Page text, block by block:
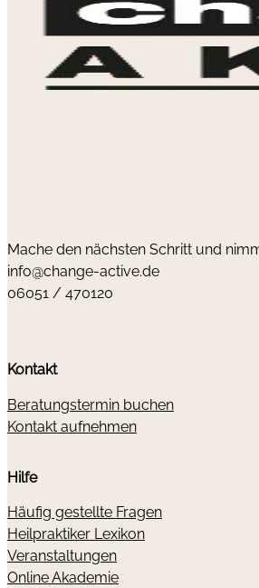
Mache den nächsten Schritt und
info@change-active.de
06051 / 470120
Kontakt
Beratungstermin buchen
Kontakt aufnehmen
Hilfe
Häufig gestellte Fragen
Heilpraktiker Lexikon
Veranstaltungen
Online Akademie